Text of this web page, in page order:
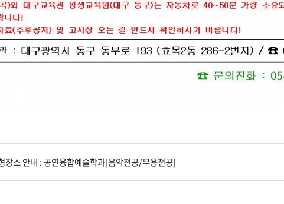
소 안내 : 공연융합예술학과[음악전공/무용전공]